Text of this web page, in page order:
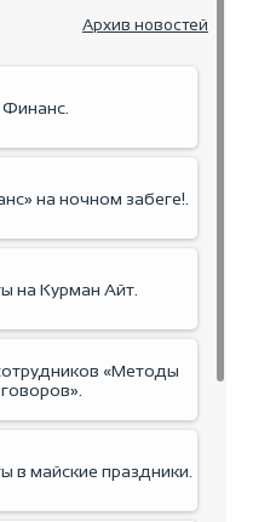
Архив новостей
Финанс.
на ночном забеге!.
на Курман Айт.
«Методы
в майские праздники.